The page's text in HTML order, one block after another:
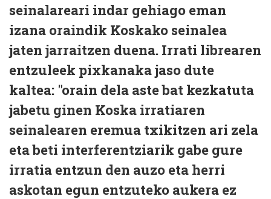
seinalareari indar gehiago eman
izana oraindik Koskako seinalea
jaten jarraitzen duena. Irrati librearen
entzuleek pixkanaka jaso dute
kaltea: "orain dela aste bat kezkatuta
jabetu ginen Koska irratiaren
seinalearen eremua txikitzen ari zela
eta beti interferentziarik gabe gure
irratia entzun den auzo eta herri
askotan egun entzuteko aukera ez